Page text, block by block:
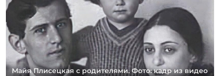
Майя Плисецкая с родителями. Фото: кадр из видео